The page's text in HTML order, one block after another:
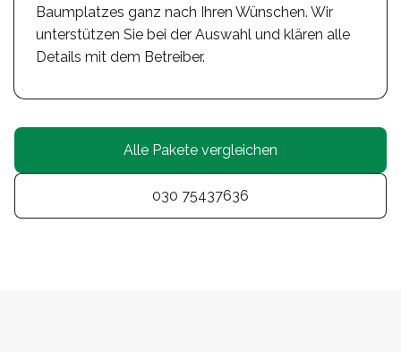
Baumplatzes ganz nach Ihren Wünschen. Wir
unterstützen Sie bei der Auswahl und klären alle
Details mit dem Betreiber.
Alle Pakete vergleichen
030 75437636